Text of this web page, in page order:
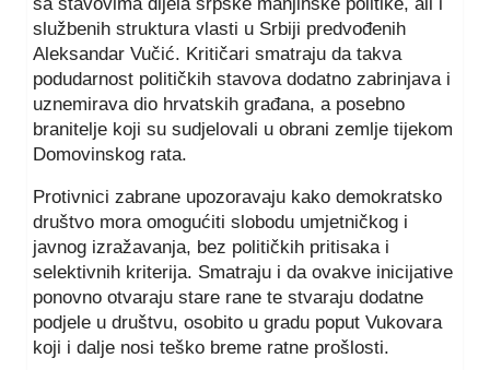
službenih struktura vlasti u Srbiji predvođenih
Aleksandar Vučić. Kritičari smatraju da takva
podudarnost političkih stavova dodatno zabrinjava i
uznemirava dio hrvatskih građana, a posebno
branitelje koji su sudjelovali u obrani zemlje tijekom
Domovinskog rata.
Protivnici zabrane upozoravaju kako demokratsko
društvo mora omogućiti slobodu umjetničkog i
javnog izražavanja, bez političkih pritisaka i
selektivnih kriterija. Smatraju i da ovakve inicijative
ponovno otvaraju stare rane te stvaraju dodatne
podjele u društvu, osobito u gradu poput Vukovara
koji i dalje nosi teško breme ratne prošlosti.